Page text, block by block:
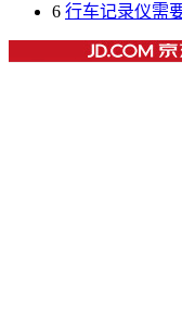
6 行车记录仪需